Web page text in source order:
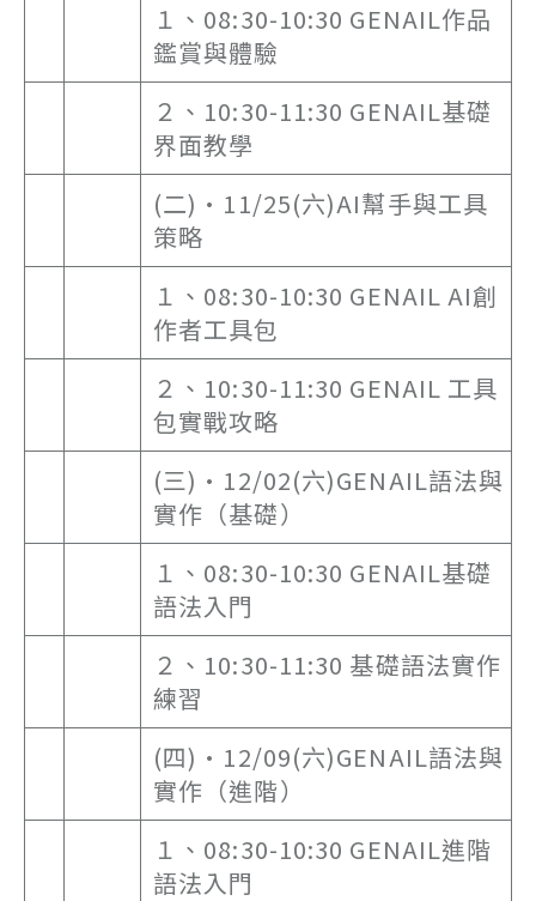
１、08:30-10:30 GENAIL作品
鑑賞與體驗
２、10:30-11:30 GENAIL基礎
界面教學
(二)•11/25(六)AI幫手與工具
策略
１、08:30-10:30 GENAIL AI創
作者工具包
２、10:30-11:30 GENAIL 工具
包實戰攻略
(三)•12/02(六)GENAIL語法與
實作（基礎）
１、08:30-10:30 GENAIL基礎
語法入門
２、10:30-11:30 基礎語法實作
練習
(四)•12/09(六)GENAIL語法與
實作（進階）
１、08:30-10:30 GENAIL進階
語法入門